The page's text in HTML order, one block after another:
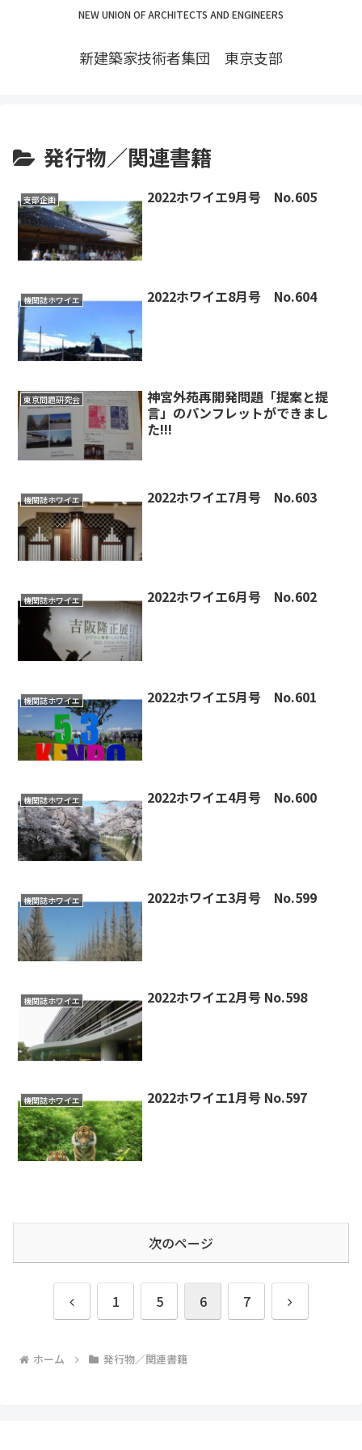
NEW UNION OF ARCHITECTS AND ENGINEERS
新建築家技術者集団 東京支部
発行物／関連書籍
支部企画 2022ホワイエ9月号 No.605
機関誌ホワイエ 2022ホワイエ8月号 No.604
東京問題研究会
神宮外苑再開発問題「提案と提
言」のパンフレットができまし
た!!!
機関誌ホワイエ 2022ホワイエ7月号 No.603
機関誌ホワイエ 2022ホワイエ6月号 No.602
機関誌ホワイエ 2022ホワイエ5月号 No.601
機関誌ホワイエ 2022ホワイエ4月号 No.600
機関誌ホワイエ 2022ホワイエ3月号 No.599
機関誌ホワイエ 2022ホワイエ2月号 No.598
機関誌ホワイエ 2022ホワイエ1月号 No.597
次のページ
前
1 5 6 7
次
ホーム 発行物／関連書籍